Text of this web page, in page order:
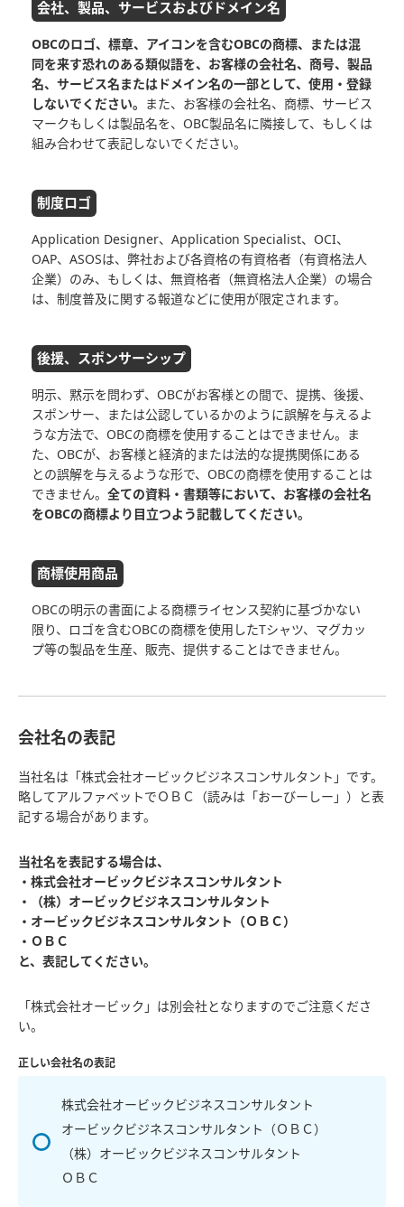
会社、製品、サービスおよびドメイン名
OBCのロゴ、標章、アイコンを含むOBCの商標、または混
同を来す恐れのある類似語を、お客様の会社名、商号、製品
名、サービス名またはドメイン名の一部として、使用・登録
しないでください。
また、お客様の会社名、商標、サービス
マークもしくは製品名を、OBC製品名に隣接して、もしくは
組み合わせて表記しないでください。
制度ロゴ
Application Designer、Application Specialist、OCI、
OAP、ASOSは、弊社および各資格の有資格者（有資格法人
企業）のみ、もしくは、無資格者（無資格法人企業）の場合
は、制度普及に関する報道などに使用が限定されます。
後援、スポンサーシップ
明示、黙示を問わず、OBCがお客様との間で、提携、後援、
スポンサー、または公認しているかのように誤解を与えるよ
うな方法で、OBCの商標を使用することはできません。ま
た、OBCが、お客様と経済的または法的な提携関係にある
との誤解を与えるような形で、OBCの商標を使用することは
できません。 全ての資料・書類等において、お客様の会社名
をOBCの商標より目立つよう記載してください。
商標使用商品
OBCの明示の書面による商標ライセンス契約に基づかない
限り、ロゴを含むOBCの商標を使用したTシャツ、マグカッ
プ等の製品を生産、販売、提供することはできません。
会社名の表記
当社名は「株式会社オービックビジネスコンサルタント」です。
略してアルファベットでＯＢＣ（読みは「おーびーしー」）と表
記する場合があります。
当社名を表記する場合は、
・株式会社オービックビジネスコンサルタント
・（株）オービックビジネスコンサルタント
・オービックビジネスコンサルタント（ＯＢＣ）
・ＯＢＣ
と、表記してください。
「株式会社オービック」は別会社となりますのでご注意くださ
い。
正しい会社名の表記
株式会社オービックビジネスコンサルタント
オービックビジネスコンサルタント（ＯＢＣ）
（株）オービックビジネスコンサルタント
ＯＢＣ